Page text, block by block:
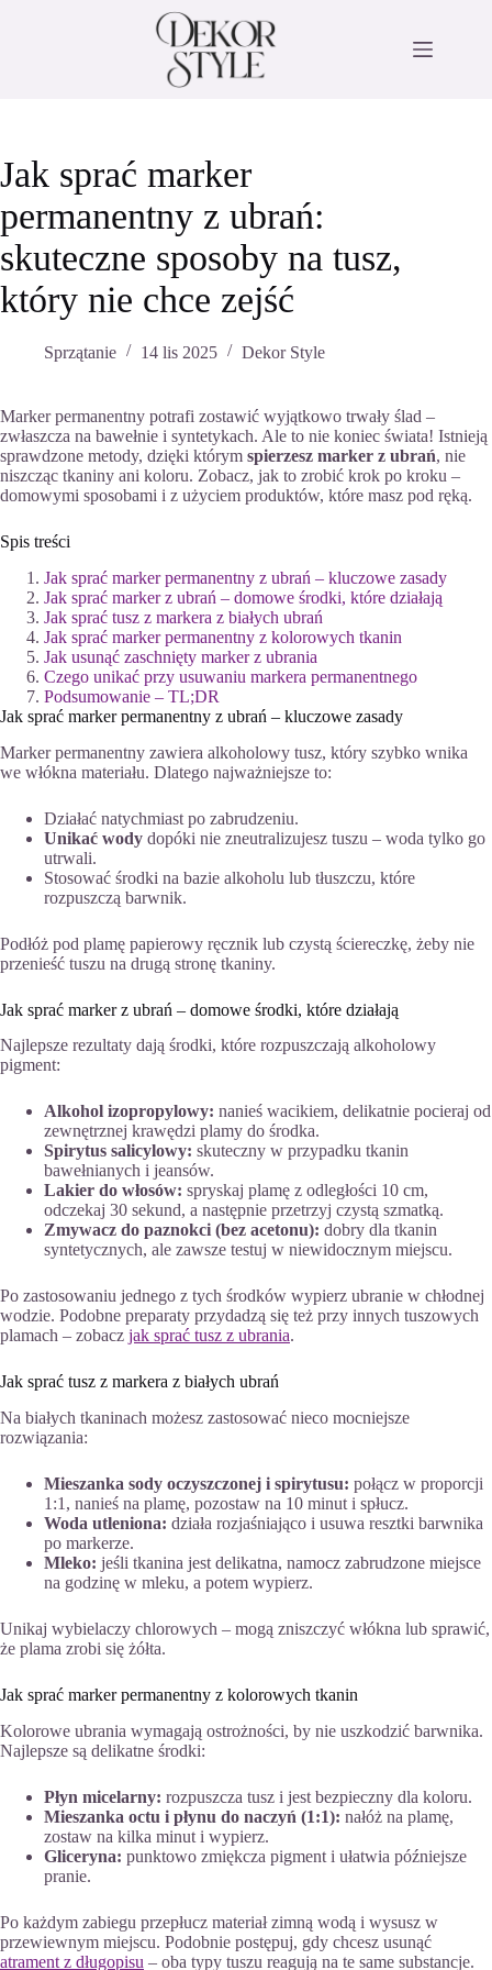
Jak sprać marker
permanentny z ubrań:
skuteczne sposoby na tusz,
który nie chce zejść
Sprzątanie 14 lis 2025 Dekor Style
Marker permanentny potrafi zostawić wyjątkowo trwały ślad –
zwłaszcza na bawełnie i syntetykach. Ale to nie koniec świata! Istnieją
sprawdzone metody, dzięki którym spierzesz marker z ubrań, nie
niszcząc tkaniny ani koloru. Zobacz, jak to zrobić krok po kroku –
domowymi sposobami i z użyciem produktów, które masz pod ręką.
Spis treści
Jak sprać marker permanentny z ubrań – kluczowe zasady
Jak sprać marker z ubrań – domowe środki, które działają
Jak sprać tusz z markera z białych ubrań
Jak sprać marker permanentny z kolorowych tkanin
Jak usunąć zaschnięty marker z ubrania
Czego unikać przy usuwaniu markera permanentnego
Podsumowanie – TL;DR
Jak sprać marker permanentny z ubrań – kluczowe zasady
Marker permanentny zawiera alkoholowy tusz, który szybko wnika
we włókna materiału. Dlatego najważniejsze to:
Działać natychmiast po zabrudzeniu.
Unikać wody dopóki nie zneutralizujesz tuszu – woda tylko go
utrwali.
Stosować środki na bazie alkoholu lub tłuszczu, które
rozpuszczą barwnik.
Podłóż pod plamę papierowy ręcznik lub czystą ściereczkę, żeby nie
przenieść tuszu na drugą stronę tkaniny.
Jak sprać marker z ubrań – domowe środki, które działają
Najlepsze rezultaty dają środki, które rozpuszczają alkoholowy
pigment:
Alkohol izopropylowy: nanieś wacikiem, delikatnie pocieraj od
zewnętrznej krawędzi plamy do środka.
Spirytus salicylowy: skuteczny w przypadku tkanin
bawełnianych i jeansów.
Lakier do włosów: spryskaj plamę z odległości 10 cm,
odczekaj 30 sekund, a następnie przetrzyj czystą szmatką.
Zmywacz do paznokci (bez acetonu): dobry dla tkanin
syntetycznych, ale zawsze testuj w niewidocznym miejscu.
Po zastosowaniu jednego z tych środków wypierz ubranie w chłodnej
wodzie. Podobne preparaty przydadzą się też przy innych tuszowych
plamach – zobacz jak sprać tusz z ubrania.
Jak sprać tusz z markera z białych ubrań
Na białych tkaninach możesz zastosować nieco mocniejsze
rozwiązania:
Mieszanka sody oczyszczonej i spirytusu: połącz w proporcji
1:1, nanieś na plamę, pozostaw na 10 minut i spłucz.
Woda utleniona: działa rozjaśniająco i usuwa resztki barwnika
po markerze.
Mleko: jeśli tkanina jest delikatna, namocz zabrudzone miejsce
na godzinę w mleku, a potem wypierz.
Unikaj wybielaczy chlorowych – mogą zniszczyć włókna lub sprawić,
że plama zrobi się żółta.
Jak sprać marker permanentny z kolorowych tkanin
Kolorowe ubrania wymagają ostrożności, by nie uszkodzić barwnika.
Najlepsze są delikatne środki:
Płyn micelarny: rozpuszcza tusz i jest bezpieczny dla koloru.
Mieszanka octu i płynu do naczyń (1:1): nałóż na plamę,
zostaw na kilka minut i wypierz.
Gliceryna: punktowo zmiękcza pigment i ułatwia późniejsze
pranie.
Po każdym zabiegu przepłucz materiał zimną wodą i wysusz w
przewiewnym miejscu. Podobnie postępuj, gdy chcesz usunąć
atrament z długopisu – oba typy tuszu reagują na te same substancje.